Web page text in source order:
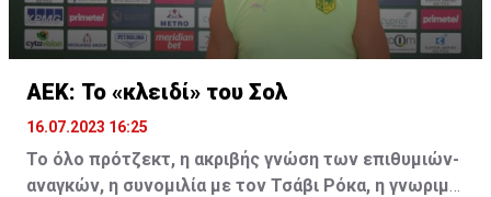
ΑΕΚ: Το «κλειδί» του Σολ
16.07.2023 16:25
Το όλο πρότζεκτ, η ακριβής γνώση των επιθυμιών-
αναγκών, η συνομιλία με τον Τσάβι Ρόκα, η γνωριμία